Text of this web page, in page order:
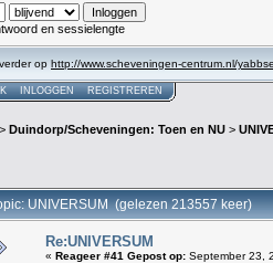
en sessielengte
op http://www.scheveningen-centrum.nl/
INLOGGEN REGISTREREN
> Duindorp/Scheveningen: Toen en NU >
UNIVERSUM (gelezen 213557 keer)
Re:UNIVERSUM
« Reageer #41 Gepost op: September 23,